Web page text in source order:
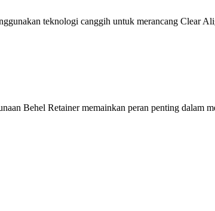
teknologi canggih untuk merancang Clear
Behel Retainer memainkan peran penting dalam